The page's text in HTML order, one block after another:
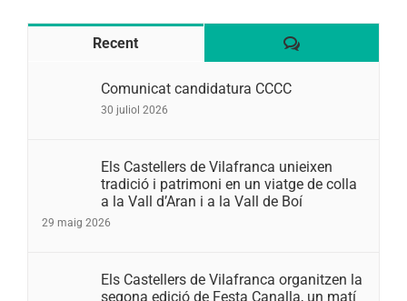
Recent Comentaris
Comunicat candidatura CCCC
30 juliol 2026
Els Castellers de Vilafranca unieixen
tradició i patrimoni en un viatge de colla
a la Vall d’Aran i a la Vall de Boí
29 maig 2026
Els Castellers de Vilafranca organitzen la
segona edició de Festa Canalla, un matí